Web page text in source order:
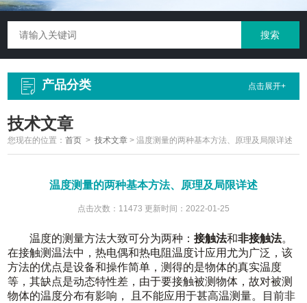
产品分类 点击展开+
技术文章
您现在的位置：首页 >技术文章 >温度测量的两种基本方法、原理及局限详述
温度测量的两种基本方法、原理及局限详述
点击次数：11473 更新时间：2022-01-25
温度的测量方法大致可分为两种：接触法和非接触法。
在接触测温法中，热电偶和热电阻温度计应用尤为广泛，该
方法的优点是设备和操作简单，测得的是物体的真实温度
等，其缺点是动态特性差，由于要接触被测物体，故对被测
物体的温度分布有影响，
且不能应用于甚高温测量。目前非